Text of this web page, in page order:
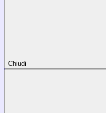
Chiudi